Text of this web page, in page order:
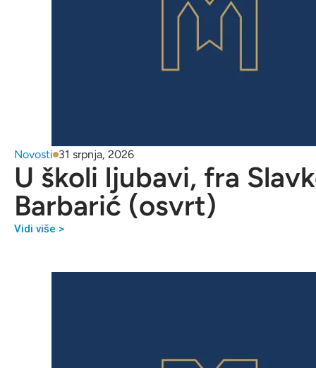
Novosti 31 srpnja, 2026
U školi ljubavi, fra
Barbarić (osvrt)
Vidi više >